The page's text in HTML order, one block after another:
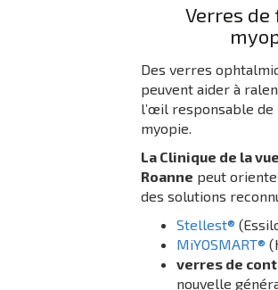
Verres
Des verres
peuvent aider à
l’œil responsable de
myopie.
La Clinique de la
Roanne peut
des solutions
Stellest®
MiYOSMART®
verres de
nouvelle